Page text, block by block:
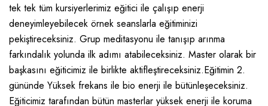
tek tek tüm kursiyerlerimiz eğitici ile çalışıp enerji
deneyimleyebilecek örnek seanslarla eğitiminizi
pekiştireceksiniz. Grup meditasyonu ile tanışıp arınma
farkındalık yolunda ilk adımı atabileceksiniz. Master olarak bir
başkasını eğiticimiz ile birlikte aktifleştireceksiniz.Eğitimin 2.
gününde Yüksek frekans ile bio enerji ile bütünleşeceksiniz.
Eğiticimiz tarafından bütün masterlar yüksek enerji ile koruma